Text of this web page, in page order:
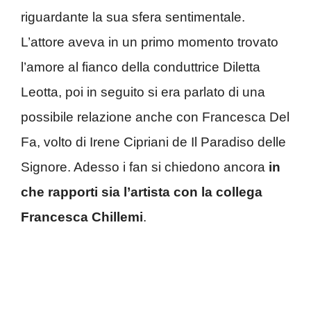
riguardante la sua sfera sentimentale.
L’attore aveva in un primo momento trovato
l’amore al fianco della conduttrice Diletta
Leotta, poi in seguito si era parlato di una
possibile relazione anche con Francesca Del
Fa, volto di Irene Cipriani de Il Paradiso delle
Signore. Adesso i fan si chiedono ancora in
che rapporti sia l’artista con la collega
Francesca Chillemi.